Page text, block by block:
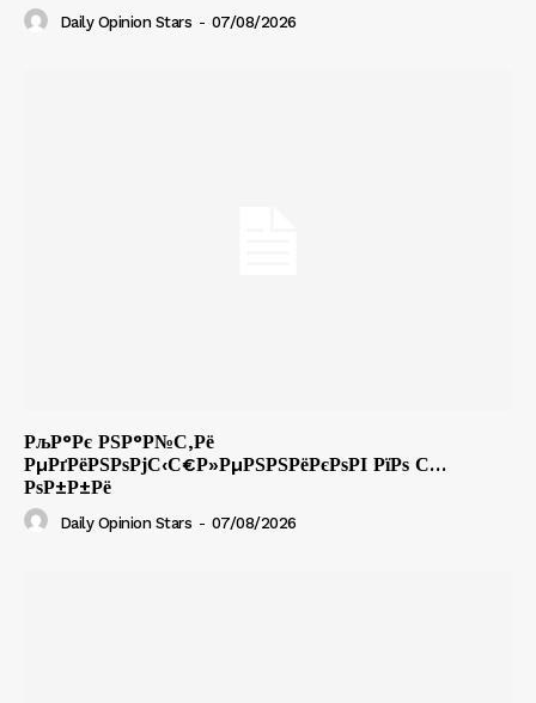
Daily Opinion Stars - 07/08/2026
РљР°Рє РЅР°Р№С‚Рё
РµРґРёРЅРѕРјС‹С€Р»РµРЅРЅРёРєРѕРІ РїРѕ С…
РѕР±Р±Рё
Daily Opinion Stars - 07/08/2026